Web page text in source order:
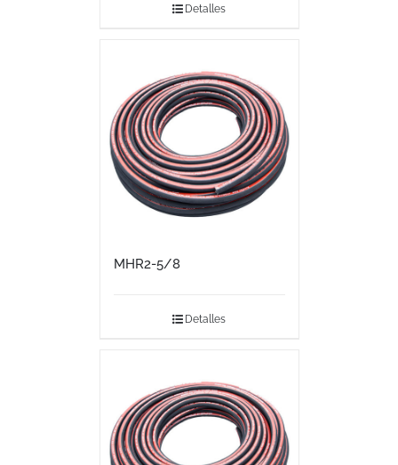
Detalles
MHR2-5/8
Detalles